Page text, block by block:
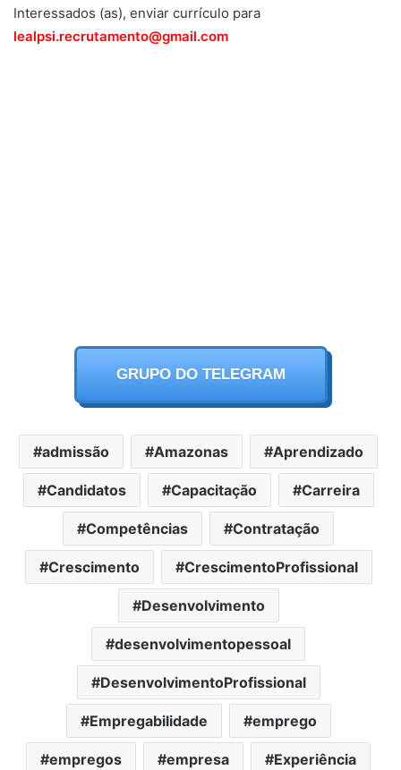
Interessados (as), enviar currículo para
lealpsi.recrutamento@gmail.com
GRUPO DO TELEGRAM
admissão Amazonas Aprendizado
Candidatos Capacitação Carreira
Competências Contratação
Crescimento CrescimentoProfissional
Desenvolvimento
desenvolvimentopessoal
DesenvolvimentoProfissional
Empregabilidade emprego
empregos empresa Experiência